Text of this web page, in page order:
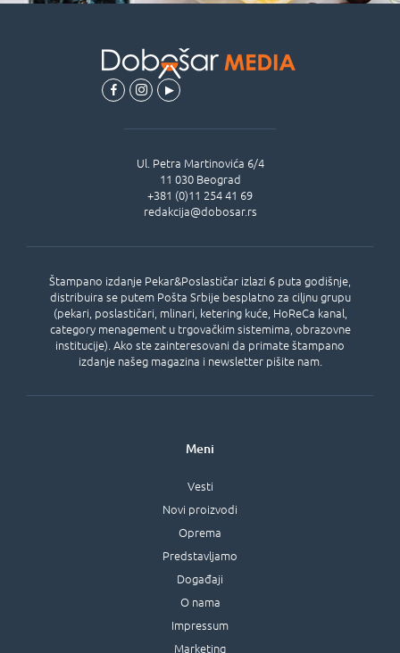
Štampano izdanje Pekar&Poslastičar izlazi 6 puta godišnje,
distribuira se putem Pošta Srbije besplatno za ciljnu grupu
(pekari, poslastičari, mlinari, ketering kuće, HoReCa kanal,
category menagement u trgovačkim sistemima, obrazovne
institucije). Ako ste zainteresovani da primate štampano
izdanje našeg magazina i newsletter pišite nam.
Ul. Petra Martinovića 6/4
11 030 Beograd
+381 (0)11 254 41 69
redakcija@dobosar.rs
Meni
Vesti
Novi proizvodi
Oprema
Predstavljamo
Događaji
O nama
Impressum
Marketing